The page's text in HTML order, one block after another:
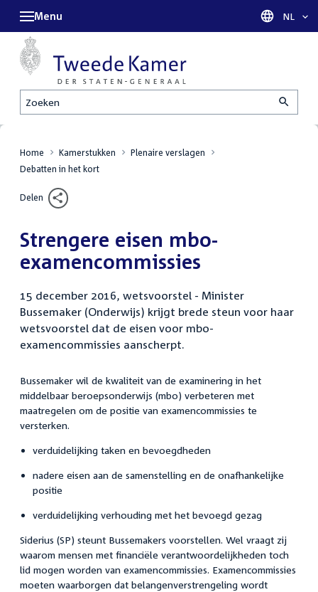
Zoeken
Menu Taal
NL
Home Kamerstukken
Plenaire verslagen
Debatten in het kort
Delen
Strengere eisen mbo-
examencommissies
15 december 2016, wetsvoorstel - Minister
Bussemaker (Onderwijs) krijgt brede steun voor haar
wetsvoorstel dat de eisen voor mbo-
examencommissies aanscherpt.
Bussemaker wil de kwaliteit van de examinering in het
middelbaar beroepsonderwijs (mbo) verbeteren met
maatregelen om de positie van examencommissies te
versterken.
verduidelijking taken en bevoegdheden
nadere eisen aan de samenstelling en de onafhankelijke
positie
verduidelijking verhouding met het bevoegd gezag
Siderius (SP) steunt Bussemakers voorstellen. Wel vraagt zij
waarom mensen met financiële verantwoordelijkheden toch
lid mogen worden van examencommissies. Examencommissies
moeten waarborgen dat belangenverstrengeling wordt